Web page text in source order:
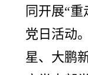
同开展“
党日活动
星、大鹏